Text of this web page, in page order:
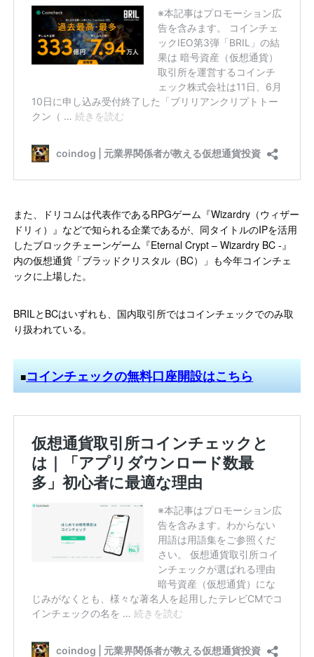
また、ドリコムは代表作であるRPGゲーム『Wizardry（ウィザー
ドリィ）』などで知られる企業であるが、同タイトルのIPを活用
したブロックチェーンゲーム『Eternal Crypt – Wizardry BC -』
内の仮想通貨「ブラッドクリスタル（BC）」も今年コインチェ
ックに上場した。
BRILとBCはいずれも、国内取引所ではコインチェックでのみ取
り扱われている。
■コインチェックの無料口座開設はこちら